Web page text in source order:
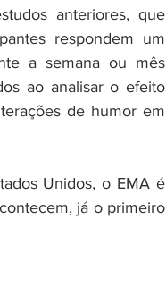
anteriores, que
respondem um
a semana ou mês
ao analisar o efeito
de humor em
Unidos, o EMA é
já o primeiro